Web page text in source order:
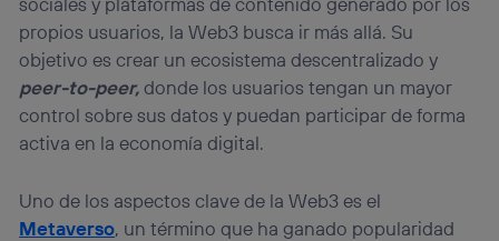
propios usuarios, la Web3 busca ir más allá. Su
objetivo es crear un ecosistema descentralizado y
peer-to-peer,donde los usuarios tengan un mayor
control sobre sus datos y puedan participar de forma
activa en la economía digital.
Uno de los aspectos clave de la Web3 es el
Metaverso, un término que ha ganado popularidad
Si utilizasdatos móviles , el marketing será más
personalizado, ya que se basará únicamente en la
navegación del usuario del móvil.
Puedes gestionar los consentimientos Utiq seleccionando
“Administrar Utiq” en la parte inferior de esta página web o
visitando el portal de privacidad de Utiq
(“consenthub”). Para más información, consulta